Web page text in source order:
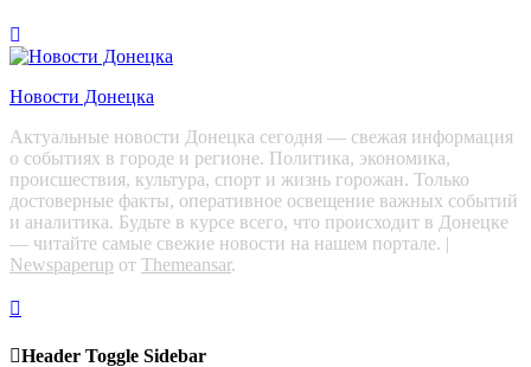
Новости Донецка
Актуальные новости Донецка сегодня — свежая информация
о событиях в городе и регионе. Политика, экономика,
происшествия, культура, спорт и жизнь горожан. Только
достоверные факты, оперативное освещение важных событий
и аналитика. Будьте в курсе всего, что происходит в Донецке
— читайте самые свежие новости на нашем портале. |
Newspaperup от Themeansar.
Header Toggle Sidebar